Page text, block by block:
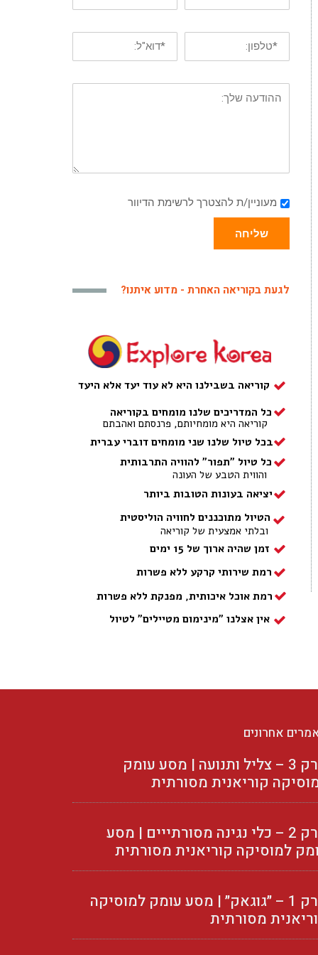
מעוניין/ת להצטרך לרשימת הדיוור
שליחה
לגעת בקוריאה האחרת - מדוע איתנו?
קוריאה בשבילנו היא לא עוד יעד אלא היעד
כל המדריכים שלנו מומחים בקוריאה
קוריאה היא מומחיותם, פרנסתם ואהבתם
בכל טיול שלנו שני מומחים דוברי עברית
כל טיול "תפור" להוויה התרבותית
והווית הטבע של העונה
יציאה בעונות הטובות ביותר
הטיול מתוכננים לחוויה הוליסטית
ובלתי אמצעית של קוריאה
זמן שהיה ארוך של 15 ימים
רמת שירותי קרקע ללא פשרות
רמת אוכל איכותית, מפנקת ללא פשרות
אין אצלנו "מינימום מטיילים" לטיול
אחרונים
פרק 3 – צליל ותנועה | מסע עומק
קוריאנית מסורתית
פרק 2 – כלי נגינה מסורתייים | מסע
למוסיקה קוריאנית מסורתית
פרק 1 – ״גוגאק״ | מסע עומק למוסיקה
מסורתית